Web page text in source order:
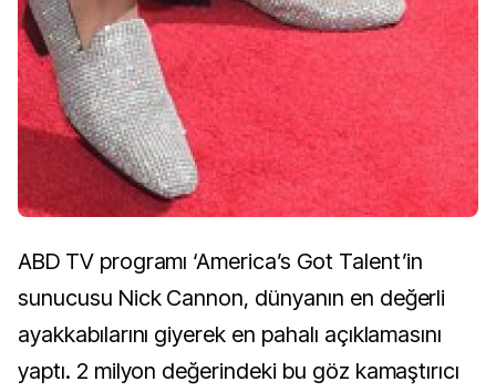
ABD TV programı ‘America’s Got Talent’in
sunucusu Nick Cannon, dünyanın en değerli
ayakkabılarını giyerek en pahalı açıklamasını
yaptı. 2 milyon değerindeki bu göz kamaştırıcı